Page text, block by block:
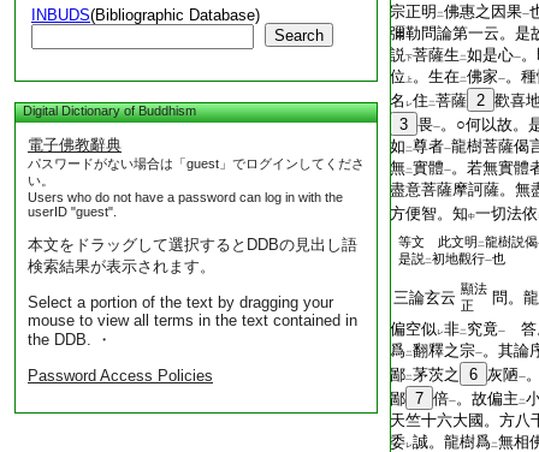
INBUDS(Bibliographic Database)
Search
Digital Dictionary of Buddhism
電子佛教辭典
パスワードがない場合は「guest」でログインしてくださ
い。
Users who do not have a password can log in with the
userID "guest".
本文をドラッグして選択するとDDBの見出し語
検索結果が表示されます。
Select a portion of the text by dragging your
mouse to view all terms in the text contained in
the DDB. ・
Password Access Policies
宗正明 二佛惠之因果一
彌勒問論第一云。是
説下菩薩生 二如是心一
位
上 。生在二佛家一。
名 レ住 二菩薩 2 歡喜
3 畏一。○何以故。
如 二尊者一龍樹菩薩偈
無二實體一。若無實體
盡意菩薩摩訶薩。無
方便智。知中一切法依
等文 此文明 二龍樹説偈
是説 二初地觀行一也
三論玄云 顯法
正
問。
偏空似レ非二 究竟一
答
爲二翻釋之宗一。其論
鄙二茅茨之 6 灰陋一
鄙 7 倍一。故偏主 二
天竺十六大國。方八
委レ誠。龍樹爲二無相